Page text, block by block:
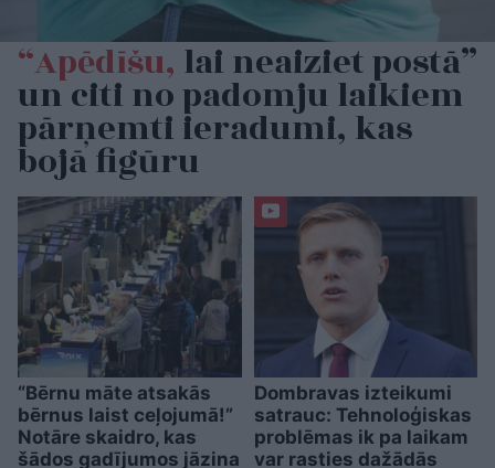
“Apēdīšu, lai neaiziet postā”
un citi no padomju laikiem
pārņemti ieradumi, kas
bojā figūru
“Bērnu māte atsakās
bērnus laist ceļojumā!”
Notāre skaidro, kas
šādos gadījumos jāzina
Dombravas izteikumi
satrauc: Tehnoloģiskas
problēmas ik pa laikam
var rasties dažādās